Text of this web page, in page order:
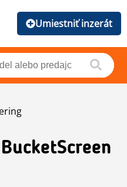
Umiestniť inzerát
BucketScreen